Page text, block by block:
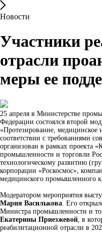
Новости
Участники
отрасли
меры ее
25 апреля в Министерстве
Федерации состоялся второй
«Протезирование, медицинское
соответствии с требованиями
организован в рамках проекта
промышленности и торговли
технологическому развитию
корпорации «Роскосмос»,
медицинского промышленного
Модератором мероприятия
Мария Василькова . Его
Министра промышленности и
Екатерины Приезжевой , в
реабилитационной отрасли в